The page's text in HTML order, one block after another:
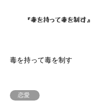
毒を持って毒を制す
恋愛